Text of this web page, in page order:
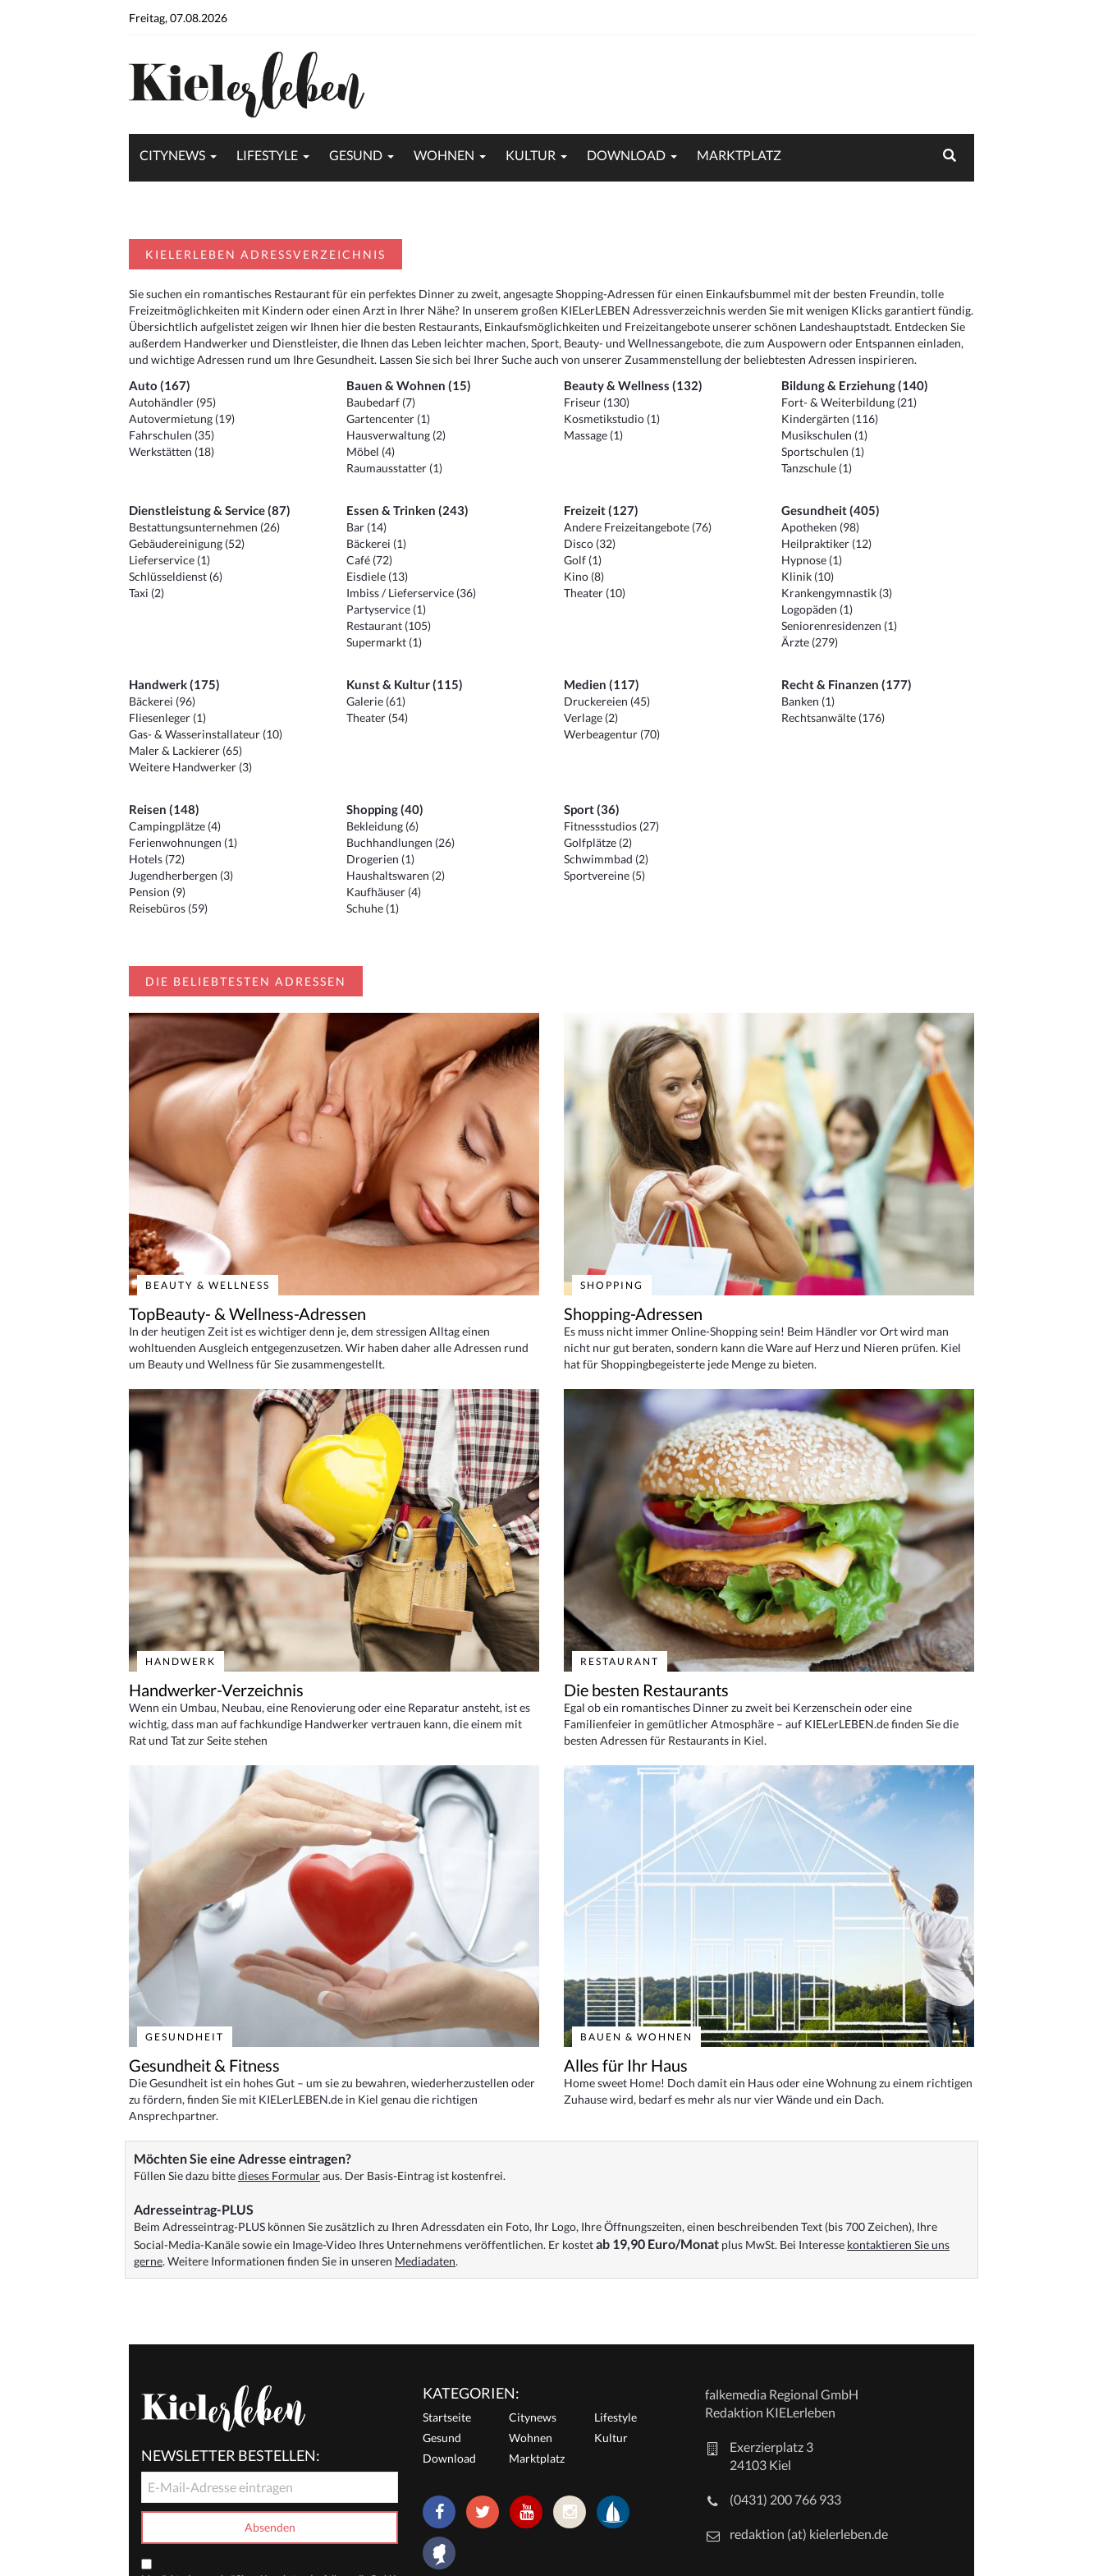
Freitag, 07.08.2026
CITYNEWS LIFESTYLE GESUND WOHNEN KULTUR DOWNLOAD MARKTPLATZ
KIELERLEBEN ADRESSVERZEICHNIS
Sie suchen ein romantisches Restaurant für ein perfektes Dinner zu zweit, angesagte Shopping-Adressen für einen Einkaufsbummel mit der besten Freundin, tolle
Freizeitmöglichkeiten mit Kindern oder einen Arzt in Ihrer Nähe? In unserem großen KIELerLEBEN Adressverzeichnis werden Sie mit wenigen Klicks garantiert fündig.
Übersichtlich aufgelistet zeigen wir Ihnen hier die besten Restaurants, Einkaufsmöglichkeiten und Freizeitangebote unserer schönen Landeshauptstadt. Entdecken Sie
außerdem Handwerker und Dienstleister, die Ihnen das Leben leichter machen, Sport, Beauty- und Wellnessangebote, die zum Auspowern oder Entspannen einladen,
und wichtige Adressen rund um Ihre Gesundheit. Lassen Sie sich bei Ihrer Suche auch von unserer Zusammenstellung der beliebtesten Adressen inspirieren.
Auto (167)
Autohändler (95)
Autovermietung (19)
Fahrschulen (35)
Werkstätten (18)
Bauen & Wohnen (15)
Baubedarf (7)
Gartencenter (1)
Hausverwaltung (2)
Möbel (4)
Raumausstatter (1)
Beauty & Wellness (132)
Friseur (130)
Kosmetikstudio (1)
Massage (1)
Bildung & Erziehung (140)
Fort- & Weiterbildung (21)
Kindergärten (116)
Musikschulen (1)
Sportschulen (1)
Tanzschule (1)
Dienstleistung & Service (87)
Bestattungsunternehmen (26)
Gebäudereinigung (52)
Lieferservice (1)
Schlüsseldienst (6)
Taxi (2)
Essen & Trinken (243)
Bar (14)
Bäckerei (1)
Café (72)
Eisdiele (13)
Imbiss / Lieferservice (36)
Partyservice (1)
Restaurant (105)
Supermarkt (1)
Freizeit (127)
Andere Freizeitangebote (76)
Disco (32)
Golf (1)
Kino (8)
Theater (10)
Gesundheit (405)
Apotheken (98)
Heilpraktiker (12)
Hypnose (1)
Klinik (10)
Krankengymnastik (3)
Logopäden (1)
Seniorenresidenzen (1)
Ärzte (279)
Handwerk (175)
Bäckerei (96)
Fliesenleger (1)
Gas- & Wasserinstallateur (10)
Maler & Lackierer (65)
Weitere Handwerker (3)
Kunst & Kultur (115)
Galerie (61)
Theater (54)
Medien (117)
Druckereien (45)
Verlage (2)
Werbeagentur (70)
Recht & Finanzen (177)
Banken (1)
Rechtsanwälte (176)
Reisen (148)
Campingplätze (4)
Ferienwohnungen (1)
Hotels (72)
Jugendherbergen (3)
Pension (9)
Reisebüros (59)
Shopping (40)
Bekleidung (6)
Buchhandlungen (26)
Drogerien (1)
Haushaltswaren (2)
Kaufhäuser (4)
Schuhe (1)
Sport (36)
Fitnessstudios (27)
Golfplätze (2)
Schwimmbad (2)
Sportvereine (5)
DIE BELIEBTESTEN ADRESSEN
BEAUTY & WELLNESS
TopBeauty- & Wellness-Adressen
In der heutigen Zeit ist es wichtiger denn je, dem stressigen Alltag einen
wohltuenden Ausgleich entgegenzusetzen. Wir haben daher alle Adressen rund
um Beauty und Wellness für Sie zusammengestellt.
SHOPPING
Shopping-Adressen
Es muss nicht immer Online-Shopping sein! Beim Händler vor Ort wird man
nicht nur gut beraten, sondern kann die Ware auf Herz und Nieren prüfen. Kiel
hat für Shoppingbegeisterte jede Menge zu bieten.
HANDWERK
Handwerker-Verzeichnis
Wenn ein Umbau, Neubau, eine Renovierung oder eine Reparatur ansteht, ist es
wichtig, dass man auf fachkundige Handwerker vertrauen kann, die einem mit
Rat und Tat zur Seite stehen
RESTAURANT
Die besten Restaurants
Egal ob ein romantisches Dinner zu zweit bei Kerzenschein oder eine
Familienfeier in gemütlicher Atmosphäre – auf KIELerLEBEN.de finden Sie die
besten Adressen für Restaurants in Kiel.
GESUNDHEIT
Gesundheit & Fitness
Die Gesundheit ist ein hohes Gut – um sie zu bewahren, wiederherzustellen oder
zu fördern, finden Sie mit KIELerLEBEN.de in Kiel genau die richtigen
Ansprechpartner.
BAUEN & WOHNEN
Alles für Ihr Haus
Home sweet Home! Doch damit ein Haus oder eine Wohnung zu einem richtigen
Zuhause wird, bedarf es mehr als nur vier Wände und ein Dach.
Möchten Sie eine Adresse eintragen?
Füllen Sie dazu bittedieses Formularaus. Der Basis-Eintrag ist kostenfrei.
Adresseintrag-PLUS
Beim Adresseintrag-PLUS können Sie zusätzlich zu Ihren Adressdaten ein Foto, Ihr Logo, Ihre Öffnungszeiten, einen beschreibenden Text (bis 700 Zeichen), Ihre
Social-Media-Kanäle sowie ein Image-Video Ihres Unternehmens veröffentlichen. Er kostetab 19,90 Euro/Monat plus MwSt. Bei Interesse kontaktieren Sie uns
gerne. Weitere Informationen finden Sie in unseren Mediadaten.
NEWSLETTER BESTELLEN:
KATEGORIEN:
Startseite Citynews
Lifestyle
Gesund
Wohnen
Kultur
Download
Marktplatz
falkemedia Regional GmbH
Redaktion KIELerleben
Exerzierplatz 3
24103 Kiel
(0431) 200 766 933
redaktion (at) kielerleben.de